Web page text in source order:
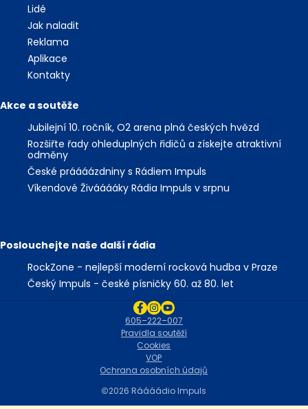
Lidé
Jak naladit
Reklama
Aplikace
Kontakty
Akce a soutěže
Jubilejní 10. ročník, O2 arena plná českých hvězd
Rozšiřte řady ohleduplných řidičů a získejte atraktivní
odměny
České práááázdniny s Rádiem Impuls
Víkendové Živááááky Rádia Impuls v srpnu
Poslouchejte naše další rádia
RockZone - nejlepší moderní rocková hudba v Praze
Český Impuls - české písničky 60. až 80. let
2026 Ráááádio Impuls
Ochrana osobních údajů
VOP
Cookies
Pravidla soutěží
605–222–007